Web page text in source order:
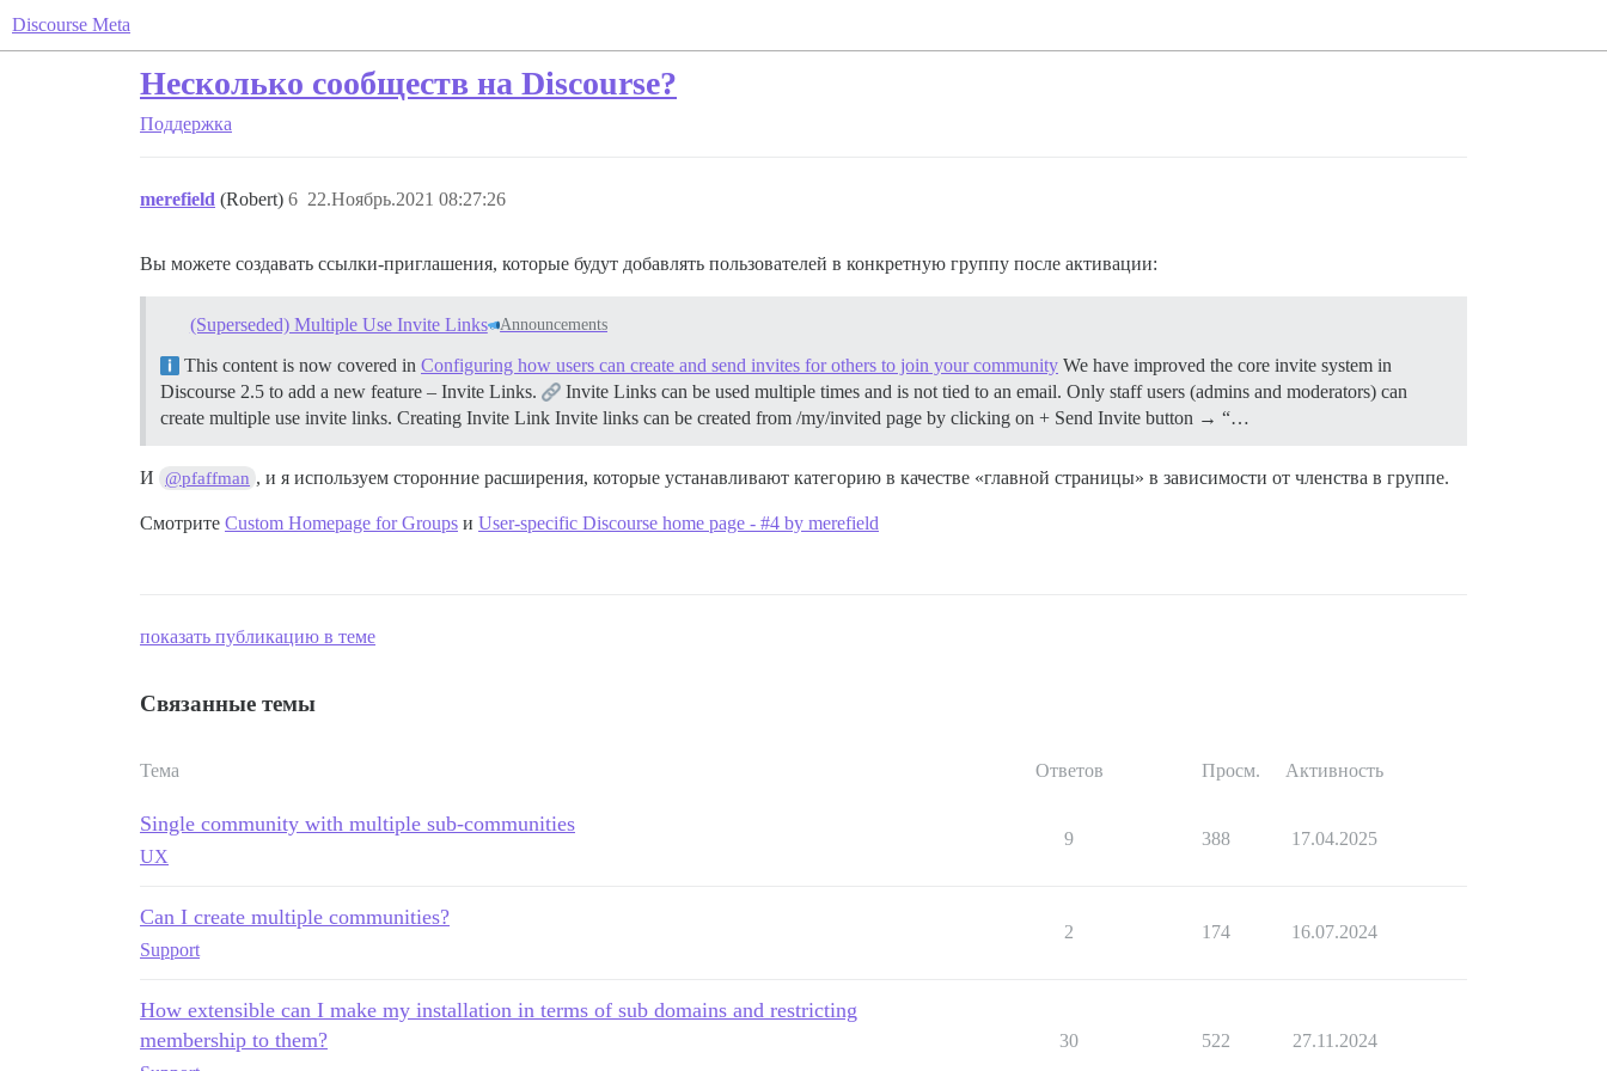
Discourse Meta
Несколько сообществ на Discourse?
Поддержка
merefield (Robert) 22.Ноябрь.2021 08:27:26
6
Вы можете создавать ссылки-приглашения, которые будут добавлять пользователей в конкретную группу после активации:
(Superseded) Multiple Use Invite Links Announcements
This content is now covered in Configuring how users can create and send invites for others to join your community We have improved the core invite system in
Discourse 2.5 to add a new feature – Invite Links.
Invite Links can be used multiple times and is not tied to an email. Only staff users (admins and moderators) can
create multiple use invite links. Creating Invite Link Invite links can be created from /my/invited page by clicking on + Send Invite button → “…
И @pfaffman , и я используем сторонние расширения, которые устанавливают категорию в качестве «главной страницы» в зависимости от членства в группе.
Смотрите Custom Homepage for Groups и User-specific Discourse home page - #4 by merefield
показать публикацию в теме
Связанные темы
Тема Ответов Просм. Активность
Single community with multiple sub-communities
UX
9 388 17.04.2025
Can I create multiple communities?
Support
2 174 16.07.2024
How extensible can I make my installation in terms of sub domains and restricting
membership to them?
30 522 27.11.2024